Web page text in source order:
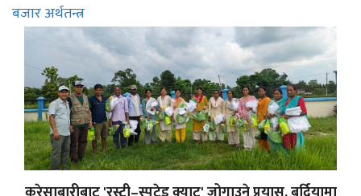
बजार अर्थतन्त्र